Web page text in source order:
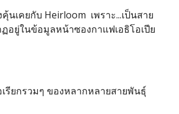
นเคยกับ Heirloom  เพราะ...เป็นสาย
อยู่ในข้อมูลหน้าซองกาแฟเอธิโอเปีย
รียกรวมๆ ของหลากหลายสายพันธุ์